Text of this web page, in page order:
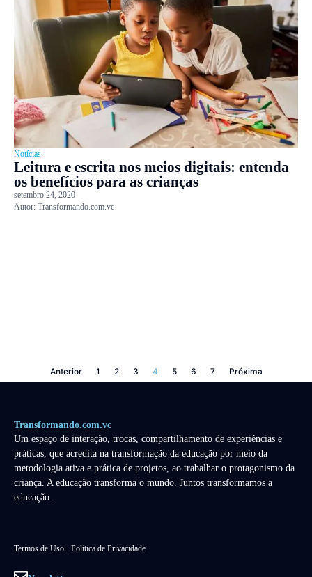
Notícias
Leitura e escrita nos meios digitais: entenda
os benefícios para as crianças
setembro 24, 2020
Autor: Transformando.com.vc
Anterior 1 2 3 4 5 6 7 Próxima
Transformando.com.vc
Um espaço de interação, trocas, compartilhamento de experiências e
práticas, que acredita na transformação da educação por meio da
metodologia ativa e prática de projetos, ao trabalhar o protagonismo da
criança. A educação transforma o mundo. Juntos transformamos a
educação.
Termos de Uso Política de Privacidade